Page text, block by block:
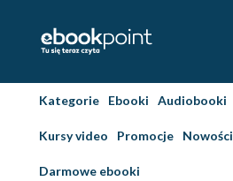
Kategorie Ebooki Audiobooki
Kursy video Promocje Nowości
Darmowe ebooki